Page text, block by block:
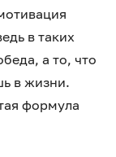
в таких
а то, что
в жизни.
формула